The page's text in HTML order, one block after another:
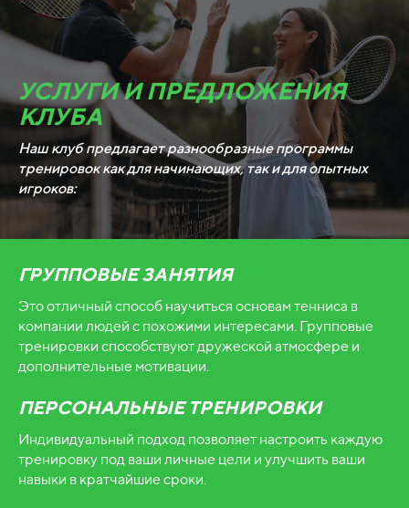
УСЛУГИ И ПРЕДЛОЖЕНИЯ
КЛУБА
Наш клуб предлагает разнообразные программы
тренировок как для начинающих, так и для опытных
игроков:
ГРУППОВЫЕ ЗАНЯТИЯ
Это отличный способ научиться основам тенниса в
компании людей с похожими интересами. Групповые
тренировки способствуют дружеской атмосфере и
дополнительные мотивации.
ПЕРСОНАЛЬНЫЕ ТРЕНИРОВКИ
Индивидуальный подход позволяет настроить каждую
тренировку под ваши личные цели и улучшить ваши
навыки в кратчайшие сроки.